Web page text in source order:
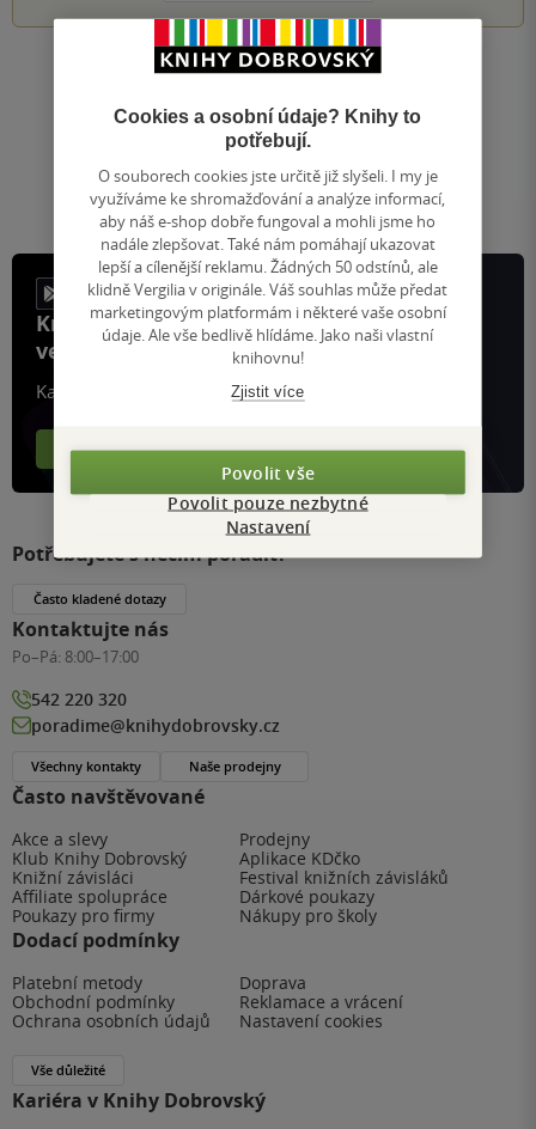
Nahoru
Zobrazeno 20 z 20
1
Přejít
na
stránku
/ 1
Knihy, recenze a klubové výhody
ve vaší kapse a naší appce KDčko
Každý měsíc společně přečteme tisíce knih
Více o aplikaci Více o klubu
Často navštěvované
Akce a slevy
Prodejny
Klub Knihy Dobrovský
Aplikace KDčko
Knižní závisláci
Festival knižních závisláků
Affiliate spolupráce
Dárkové poukazy
Poukazy pro firmy
Nákupy pro školy
Dodací podmínky
Platební metody
Doprava
Obchodní podmínky
Reklamace a vrácení
Ochrana osobních údajů
Nastavení cookies
Vše důležité
Kariéra v Knihy Dobrovský
Potřebujete s něčím poradit?
Často kladené dotazy
Kontaktujte nás
Po–Pá: 8:00–17:00
542 220 320
poradime@knihydobrovsky.cz
Všechny kontakty Naše prodejny
Cookies a osobní údaje? Knihy to
potřebují.
O souborech cookies jste určitě již slyšeli. I my je
využíváme ke shromažďování a analýze informací,
aby náš e-shop dobře fungoval a mohli jsme ho
nadále zlepšovat. Také nám pomáhají ukazovat
lepší a cílenější reklamu. Žádných 50 odstínů, ale
klidně Vergilia v originále. Váš souhlas může předat
marketingovým platformám i některé vaše osobní
údaje. Ale vše bedlivě hlídáme. Jako naši vlastní
knihovnu!
Zjistit více
Povolit vše
Povolit pouze nezbytné
Nastavení